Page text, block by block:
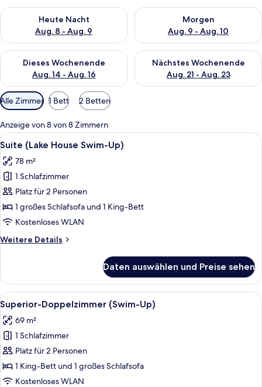
Heute Nacht
Aug. 8 - Aug. 9
Überprüfe die Verfügbarkeit für heute Nacht, Aug. 8 - Aug. 9.
Morgen
Aug. 9 - Aug. 10
Überprüfe die Verfügbarkeit
Dieses Wochenende
Aug. 14 - Aug. 16
Überprüfe die Verfügbarkeit für dieses Wochenende, Aug. 14
Nächstes Wochenende
Aug. 21 - Aug. 23
Überprüfe die Verfügbarkeit
Verfügbare
Filter
für
Zimmer
Alle Zimmer 1 Bett 2 Betten
Anzeige von 8 von 8 Zimmern
Alle
Fotos
für
Suite
(Lake
House
Swim-
anzeigen
Ein moderner Poolbereich mit
6
Suite (Lake House Swim-Up)
78 m²
1 Schlafzimmer
Platz für 2 Personen
1 großes Schlafsofa und 1 King-Bett
Kostenloses WLAN
Weitere Details
Weitere
(Lake
House
Swim-
Up)
Daten auswählen und Preise sehen
Alle
Fotos
für
Superior-
Doppelzimmer
(Swim-
Up)
Ein modernes Hotel mit Poolbereich
6
Superior-Doppelzimmer (Swim-Up)
69 m²
1 Schlafzimmer
Platz für 2 Personen
1 King-Bett und 1 großes Schlafsofa
Kostenloses WLAN